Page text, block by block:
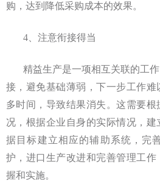
购，达到降低采购成本的效果。
4、注意衔接得当
精益生产是一项相互关联的工
接，避免基础薄弱，下一步工作
多时间，导致结果消失。这需要
况，根据企业自身的实际情况，
据目标建立相应的辅助系统，完
护，进口生产改进和完善管理工
握和实施。